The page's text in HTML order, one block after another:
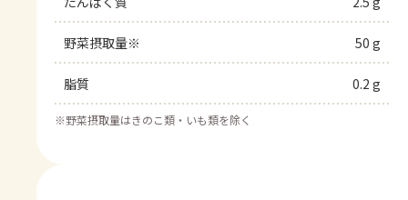
野菜摂取量※ 50 g
脂質 0.2 g
※野菜摂取量はきのこ類・いも類を除く